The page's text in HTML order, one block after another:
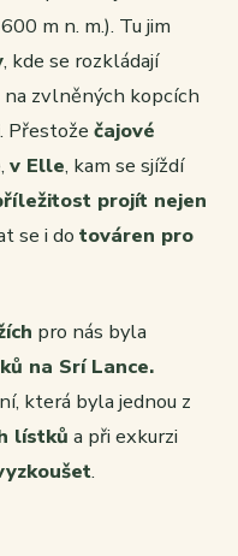
m n. m.). Tu jim
, kde se rozkládají
na zvlněných kopcích
. Přestože čajové
v Elle, kam se sjíždí
projít nejen
se i do továren pro
pro nás byla
na Srí Lance.
která byla jednou z
lístků a při exkurzi
.